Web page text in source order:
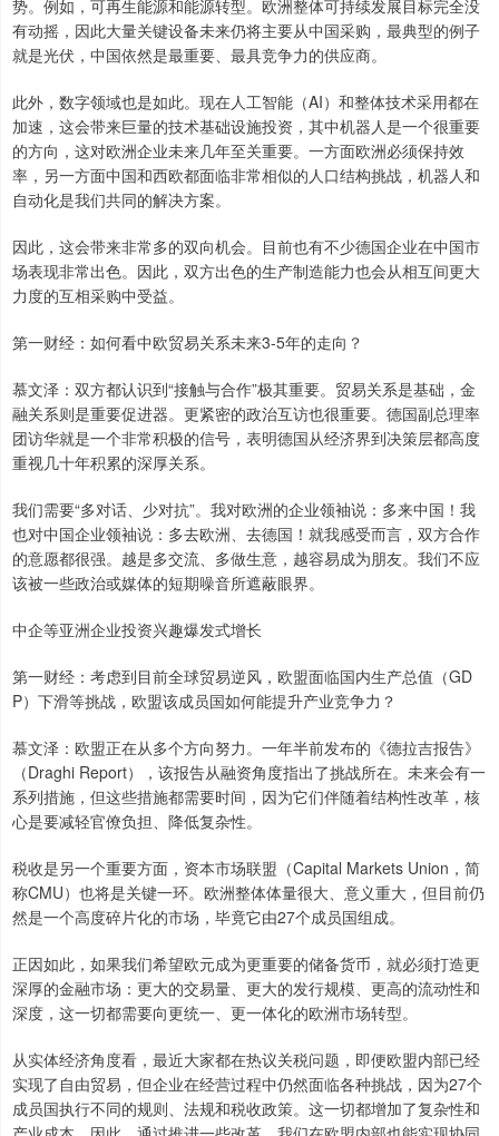
势。例如，可再生能源和能源转型。欧洲整体可持续发展目标完全没
有动摇，因此大量关键设备未来仍将主要从中国采购，最典型的例子
就是光伏，中国依然是最重要、最具竞争力的供应商。
此外，数字领域也是如此。现在人工智能（AI）和整体技术采用都在
加速，这会带来巨量的技术基础设施投资，其中机器人是一个很重要
的方向，这对欧洲企业未来几年至关重要。一方面欧洲必须保持效
率，另一方面中国和西欧都面临非常相似的人口结构挑战，机器人和
自动化是我们共同的解决方案。
因此，这会带来非常多的双向机会。目前也有不少德国企业在中国市
场表现非常出色。因此，双方出色的生产制造能力也会从相互间更大
力度的互相采购中受益。
第一财经：如何看中欧贸易关系未来3-5年的走向？
慕文泽：双方都认识到“接触与合作”极其重要。贸易关系是基础，金
融关系则是重要促进器。更紧密的政治互访也很重要。德国副总理率
团访华就是一个非常积极的信号，表明德国从经济界到决策层都高度
重视几十年积累的深厚关系。
我们需要“多对话、少对抗”。我对欧洲的企业领袖说：多来中国！我
也对中国企业领袖说：多去欧洲、去德国！就我感受而言，双方合作
的意愿都很强。越是多交流、多做生意，越容易成为朋友。我们不应
该被一些政治或媒体的短期噪音所遮蔽眼界。
中企等亚洲企业投资兴趣爆发式增长
第一财经：考虑到目前全球贸易逆风，欧盟面临国内生产总值（GD
P）下滑等挑战，欧盟该成员国如何能提升产业竞争力？
慕文泽：欧盟正在从多个方向努力。一年半前发布的《德拉吉报告》
（Draghi Report），该报告从融资角度指出了挑战所在。未来会有一
系列措施，但这些措施都需要时间，因为它们伴随着结构性改革，核
心是要减轻官僚负担、降低复杂性。
税收是另一个重要方面，资本市场联盟（Capital Markets Union，简
称CMU）也将是关键一环。欧洲整体体量很大、意义重大，但目前仍
然是一个高度碎片化的市场，毕竟它由27个成员国组成。
正因如此，如果我们希望欧元成为更重要的储备货币，就必须打造更
深厚的金融市场：更大的交易量、更大的发行规模、更高的流动性和
深度，这一切都需要向更统一、更一体化的欧洲市场转型。
从实体经济角度看，最近大家都在热议关税问题，即便欧盟内部已经
实现了自由贸易，但企业在经营过程中仍然面临各种挑战，因为27个
成员国执行不同的规则、法规和税收政策。这一切都增加了复杂性和